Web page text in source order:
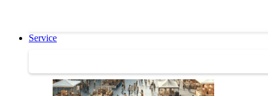
Service